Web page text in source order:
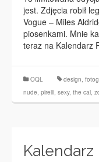
jest. Zdjęcia robił
Vogue – Miles
piosenkami. Mnie
teraz na Kalendarz
OQL design,
nude, pirelli, sexy, the cal,
Kalendarz